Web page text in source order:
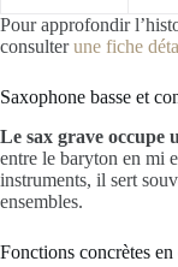
Pour approfondir
consulterune fiche
Saxophone basse et
Le sax grave occupe
entre le baryton en mi
instruments, il sert
ensembles.
Fonctions concrètes en